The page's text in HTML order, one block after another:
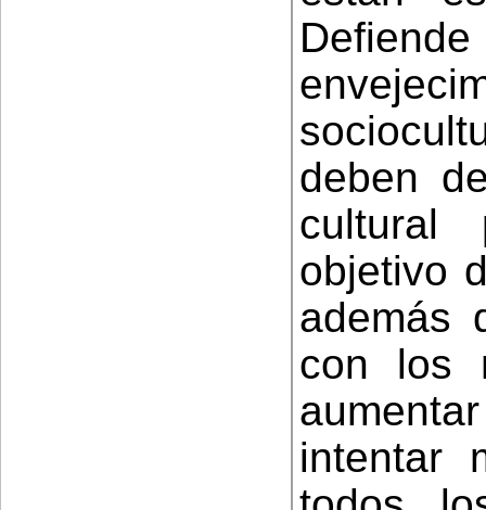
deben
objetivo
además
con los
intentar